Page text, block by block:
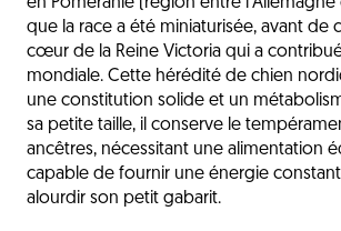
que la race a été miniaturisée, avant de
cœur de la Reine Victoria qui a
mondiale. Cette hérédité de chien
une constitution solide et un
sa petite taille, il conserve le
ancêtres, nécessitant une alimentation
capable de fournir une énergie
alourdir son petit gabarit.